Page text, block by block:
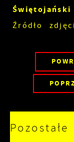
Świętojański
Źródło
Pozostałe